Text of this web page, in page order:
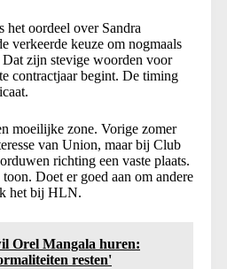
oordeel over Sandra
verkeerde keuze om nogmaals
zijn stevige woorden voor
contractjaar begint. De timing
moeilijke zone. Vorige zomer
van Union, maar bij Club
richting een vaste plaats.
Doet er goed aan om andere
het bij HLN.
Orel Mangala huren:
resten'